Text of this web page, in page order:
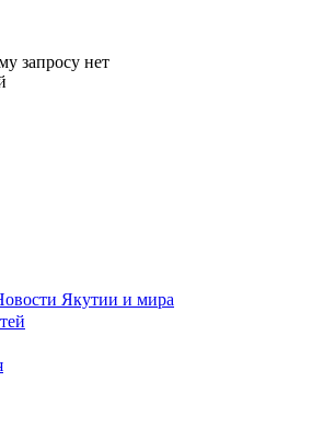
запросу нет
Якутии и мира